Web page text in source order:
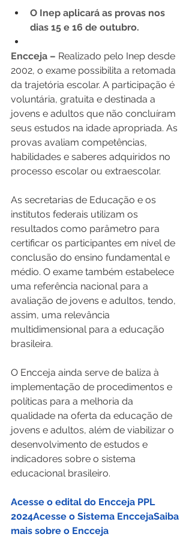
O Inep aplicará as provas nos
dias 15 e 16 de outubro.
Encceja – Realizado pelo Inep desde
2002, o exame possibilita a retomada
da trajetória escolar. A participação é
voluntária, gratuita e destinada a
jovens e adultos que não concluíram
seus estudos na idade apropriada. As
provas avaliam competências,
habilidades e saberes adquiridos no
processo escolar ou extraescolar.
As secretarias de Educação e os
institutos federais utilizam os
resultados como parâmetro para
certificar os participantes em nível de
conclusão do ensino fundamental e
médio. O exame também estabelece
uma referência nacional para a
avaliação de jovens e adultos, tendo,
assim, uma relevância
multidimensional para a educação
brasileira.
O Encceja ainda serve de baliza à
implementação de procedimentos e
políticas para a melhoria da
qualidade na oferta da educação de
jovens e adultos, além de viabilizar o
desenvolvimento de estudos e
indicadores sobre o sistema
educacional brasileiro.
Acesse o edital do Encceja PPL
2024Acesse o Sistema EnccejaSaiba
mais sobre o Encceja